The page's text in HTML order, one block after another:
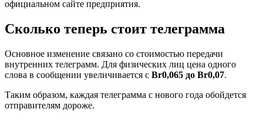
официальном сайте предприятия.
Сколько теперь стоит телеграмма
Основное изменение связано со стоимостью передачи
внутренних телеграмм. Для физических лиц цена одного
слова в сообщении увеличивается с Br0,065 до Br0,07.
Таким образом, каждая телеграмма с нового года обойдется
отправителям дороже.